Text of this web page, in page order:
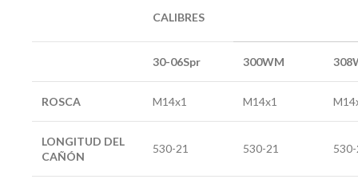
CALIBRES
30-06Spr 300WM
ROSCA M14x1 M14x1
LONGITUD DEL
CAÑÓN
530-21 530-21